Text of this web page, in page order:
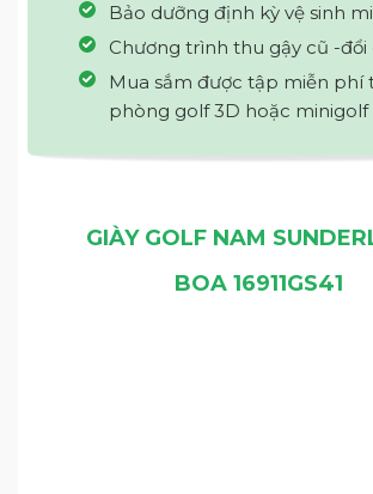
Bảo dưỡng định kỳ vệ sinh
Chương trình thu gậy cũ -đổi
Mua sắm được tập miễn phí
phòng golf 3D hoặc minigolf
GIÀY GOLF NAM
BOA 16911GS41